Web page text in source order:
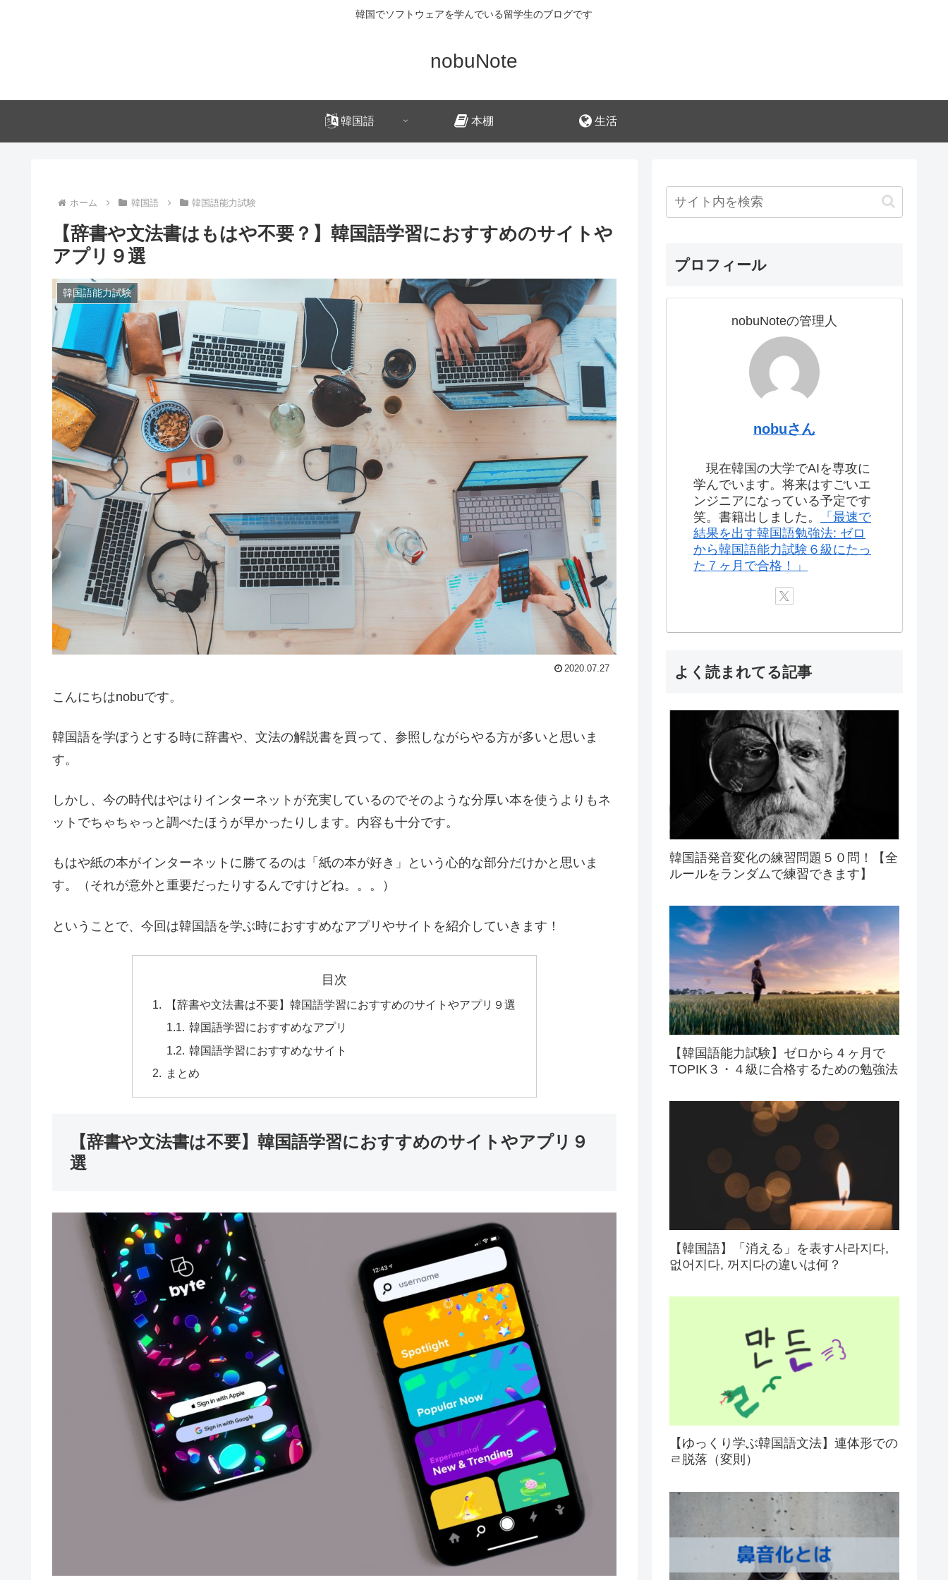
韓国でソフトウェアを学んでいる留学生のブログです
nobuNote
韓国語 本棚 生活
ホーム 韓国語 韓国語能力試験
【辞書や文法書はもはや不要？】韓国語学習におすすめのサイトや
アプリ９選
韓国語能力試験
2020.07.27
こんにちはnobuです。
韓国語を学ぼうとする時に辞書や、文法の解説書を買って、参照しながらやる方が多いと思いま
す。
しかし、今の時代はやはりインターネットが充実しているのでそのような分厚い本を使うよりもネ
ットでちゃちゃっと調べたほうが早かったりします。内容も十分です。
もはや紙の本がインターネットに勝てるのは「紙の本が好き」という心的な部分だけかと思いま
す。（それが意外と重要だったりするんですけどね。。。）
ということで、今回は韓国語を学ぶ時におすすめなアプリやサイトを紹介していきます！
目次
【辞書や文法書は不要】韓国語学習におすすめのサイトやアプリ９選
韓国語学習におすすめなアプリ
韓国語学習におすすめなサイト
まとめ
【辞書や文法書は不要】韓国語学習におすすめのサイトやアプリ９
選
プロフィール
nobuNoteの管理人
nobuさん
現在韓国の大学でAIを専攻に
学んでいます。将来はすごいエ
ンジニアになっている予定です
笑。書籍出しました。
「最速で
結果を出す韓国語勉強法: ゼロ
から韓国語能力試験６級にたっ
た７ヶ月で合格！」
よく読まれてる記事
韓国語発音変化の練習問題５０問！【全
ルールをランダムで練習できます】
【韓国語能力試験】ゼロから４ヶ月で
TOPIK３・４級に合格するための勉強法
【韓国語】「消える」を表す사라지다,
없어지다, 꺼지다の違いは何？
【ゆっくり学ぶ韓国語文法】連体形での
ㄹ脱落（変則）